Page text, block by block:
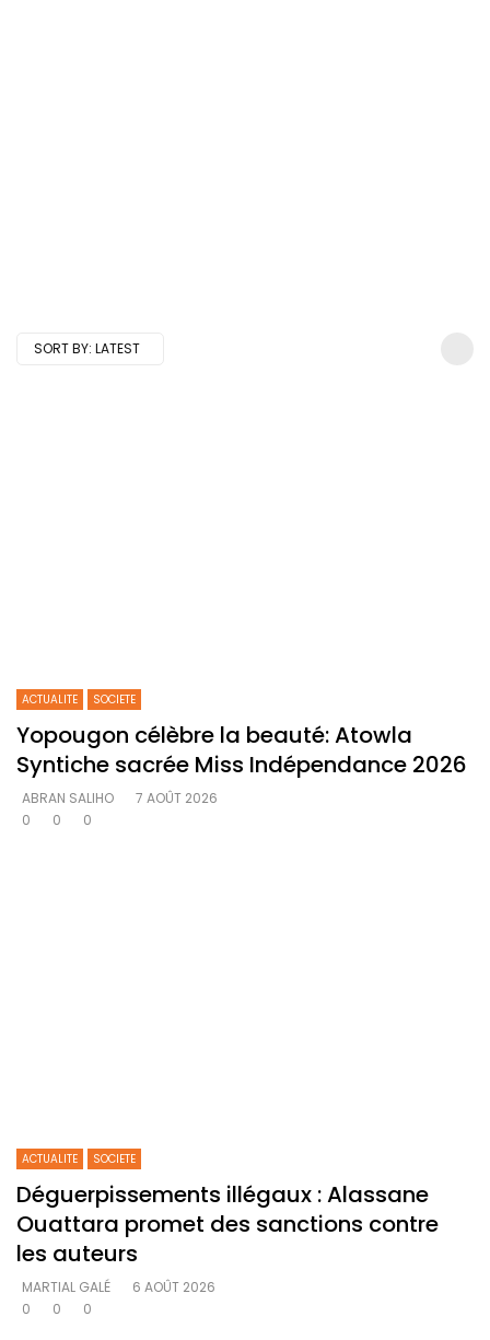
SORT BY: LATEST
ACTUALITE SOCIETE
Yopougon célèbre la beauté: Atowla
Syntiche sacrée Miss Indépendance 2026
ABRAN SALIHO
7 AOÛT 2026
0
0 0
ACTUALITE SOCIETE
Déguerpissements illégaux : Alassane
Ouattara promet des sanctions contre
les auteurs
MARTIAL GALÉ
6 AOÛT 2026
0
0 0